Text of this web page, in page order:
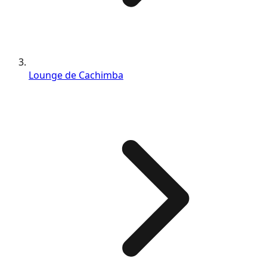
Lounge de Cachimba